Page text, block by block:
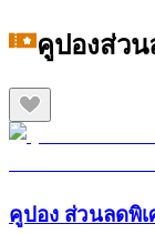
คูปองส่ว
คูปอง ส่วนลดพิ